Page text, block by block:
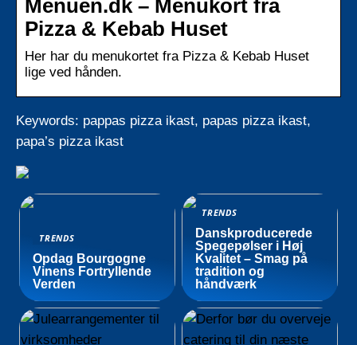
Menuen.dk – Menukort fra
Pizza & Kebab Huset
Her har du menukortet fra Pizza & Kebab Huset
lige ved hånden.
Keywords: pappas pizza ikast, papas pizza ikast,
papa’s pizza ikast
TRENDS
Opdag Bourgogne
Vinens Fortryllende
Verden
TRENDS
Danskproducerede
Spegepølser i Høj
Kvalitet – Smag på
tradition og
håndværk